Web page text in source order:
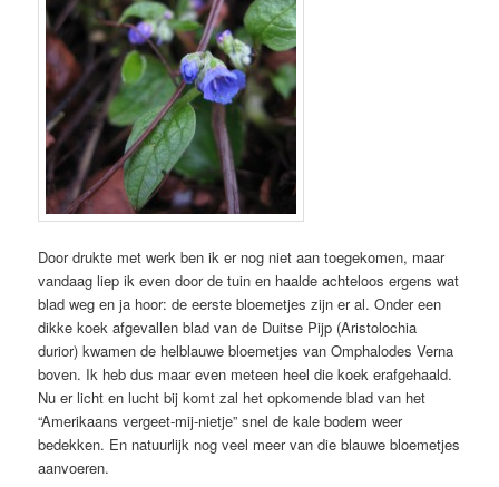
Door drukte met werk ben ik er nog niet aan toegekomen, maar
vandaag liep ik even door de tuin en haalde achteloos ergens wat
blad weg en ja hoor: de eerste bloemetjes zijn er al. Onder een
dikke koek afgevallen blad van de Duitse Pijp (Aristolochia
durior) kwamen de helblauwe bloemetjes van Omphalodes Verna
boven. Ik heb dus maar even meteen heel die koek erafgehaald.
Nu er licht en lucht bij komt zal het opkomende blad van het
“Amerikaans vergeet-mij-nietje” snel de kale bodem weer
bedekken. En natuurlijk nog veel meer van die blauwe bloemetjes
aanvoeren.